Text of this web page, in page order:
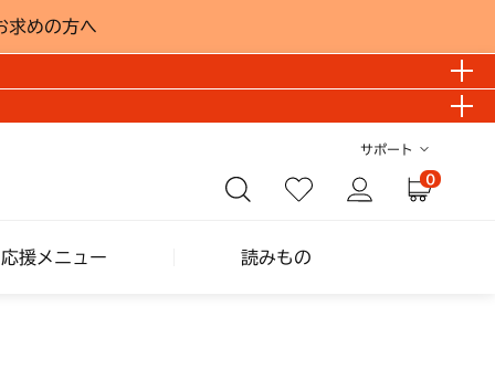
求めの方へ
サポート
0
援メニュー 読みもの